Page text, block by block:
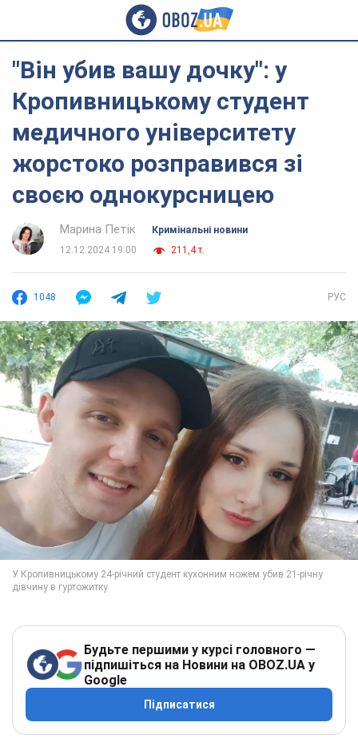
"Він убив вашу дочку": у
Кропивницькому студент
медичного університету
жорстоко розправився зі
своєю однокурсницею
Марина Петік
Кримінальні новини
12.12.2024 19:00
211,4 т.
1048 РУС
Будьте першими у курсі головного —
підпишіться на Новини на OBOZ.UA у
Google
Підписатися